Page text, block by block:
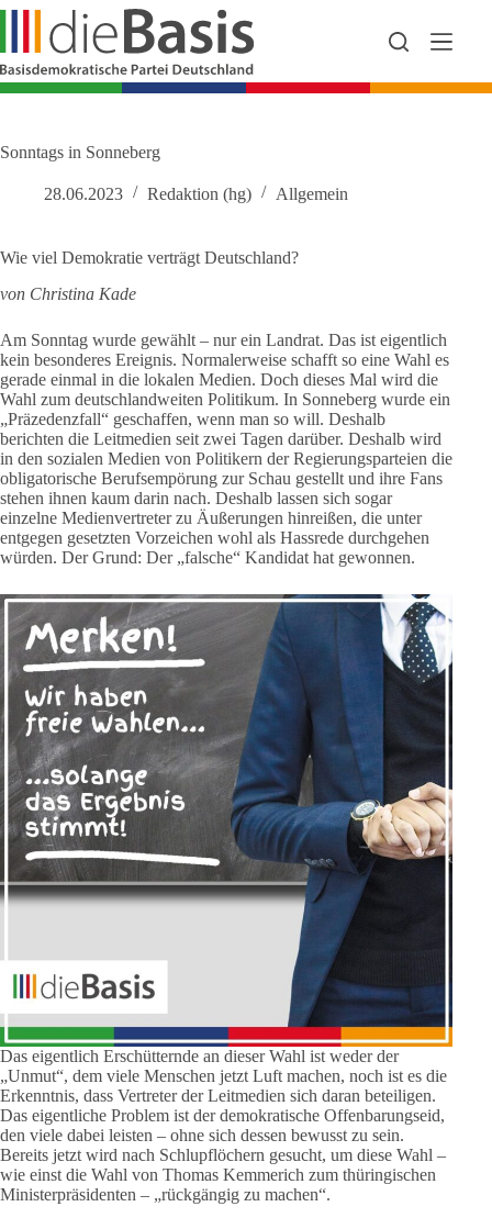
Zum
springen
Sonntags in Sonneberg
28.06.2023 Redaktion (hg) Allgemein
Wie viel Demokratie verträgt Deutschland?
von Christina Kade
Am Sonntag wurde gewählt – nur ein Landrat. Das ist eigentlich
kein besonderes Ereignis. Normalerweise schafft so eine Wahl es
gerade einmal in die lokalen Medien. Doch dieses Mal wird die
Wahl zum deutschlandweiten Politikum. In Sonneberg wurde ein
„Präzedenzfall“ geschaffen, wenn man so will. Deshalb
berichten die Leitmedien seit zwei Tagen darüber. Deshalb wird
in den sozialen Medien von Politikern der Regierungsparteien die
obligatorische Berufsempörung zur Schau gestellt und ihre Fans
stehen ihnen kaum darin nach. Deshalb lassen sich sogar
einzelne Medienvertreter zu Äußerungen hinreißen, die unter
entgegen gesetzten Vorzeichen wohl als Hassrede durchgehen
würden. Der Grund: Der „falsche“ Kandidat hat gewonnen.
Das eigentlich Erschütternde an dieser Wahl ist weder der
„Unmut“, dem viele Menschen jetzt Luft machen, noch ist es die
Erkenntnis, dass Vertreter der Leitmedien sich daran beteiligen.
Das eigentliche Problem ist der demokratische Offenbarungseid,
den viele dabei leisten – ohne sich dessen bewusst zu sein.
Bereits jetzt wird nach Schlupflöchern gesucht, um diese Wahl –
wie einst die Wahl von Thomas Kemmerich zum thüringischen
Ministerpräsidenten – „rückgängig zu machen“.